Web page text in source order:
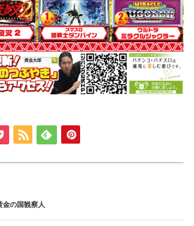
金の国観察人